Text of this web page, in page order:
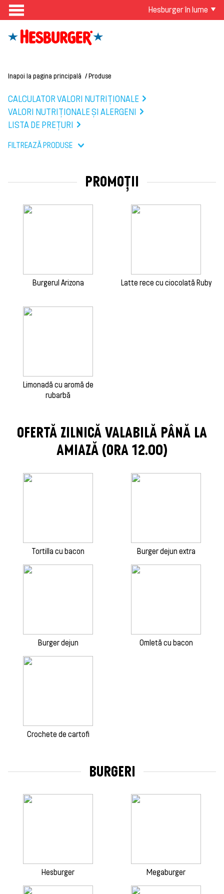
Hesburger în lume
Inapoi la pagina principală Produse
CALCULATOR VALORI NUTRIȚIONALE
VALORI NUTRIȚIONALE ȘI ALERGENI
LISTA DE PREŢURI
FILTREAZĂ PRODUSE
PROMOȚII
Burgerul Arizona Latte rece cu ciocolată Ruby
Limonadă cu aromă de
rubarbă
OFERTĂ ZILNICĂ VALABILĂ PÂNĂ LA
AMIAZĂ (ORA 12.00)
Tortilla cu bacon Burger dejun extra
Burger dejun Omletă cu bacon
Crochete de cartofi
BURGERI
Hesburger Megaburger